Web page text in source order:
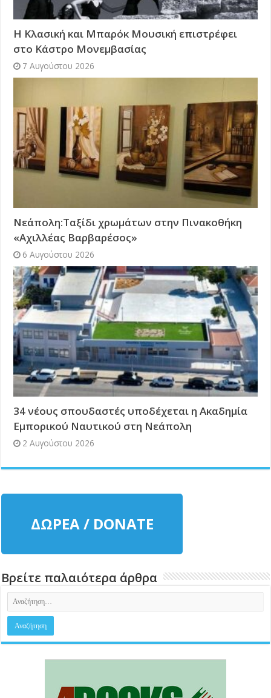
Η Κλασική και Μπαρόκ Μουσική επιστρέφει
στο Κάστρο Μονεμβασίας
7 Αυγούστου 2026
Νεάπολη:Ταξίδι χρωμάτων στην Πινακοθήκη
«Αχιλλέας Βαρβαρέσος»
6 Αυγούστου 2026
34 νέους σπουδαστές υποδέχεται η Ακαδημία
Εμπορικού Ναυτικού στη Νεάπολη
2 Αυγούστου 2026
ΔΩΡΕΑ / DONATE
Βρείτε παλαιότερα άρθρα